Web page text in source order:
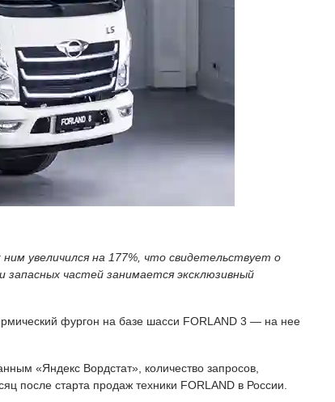
увеличился на 177%, что свидетельствует о
частей занимается эксклюзивный
фургон на базе шасси FORLAND 3 — на нее
«Яндекс Вордстат», количество запросов,
после старта продаж техники FORLAND в России.